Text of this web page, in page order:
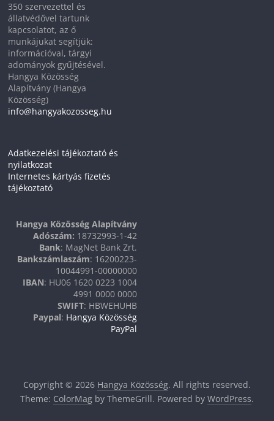
350 szervezettel és
állatvédővel tartunk
kapcsolatot, az ő
munkájukat segítjük:
információval, tárgyi
adományok gyűjtésével.
Hangya Közösség
Alapítvány (Hangya
Közösség)
info@hangyakozosseg.hu
Adatkezelési tájékoztató és
nyilatkozat
Internetes kártyás fizetés
tájékoztató
Hangya Közösség Alapítvány
Adószám: 18732993-1-42
Bank: MagNet Bank Zrt.
Bankszámlaszám: 16200223-
10044991-00000000
IBAN: HU06 1620 0223 1004
4991 0000 0000
SWIFT: HBWEHUHB
Paypal: Hangya Közösség
PayPal
Copyright © 2026 Hangya Közösség. All rights reserved.
Theme: ColorMagby ThemeGrill. Powered by WordPress.